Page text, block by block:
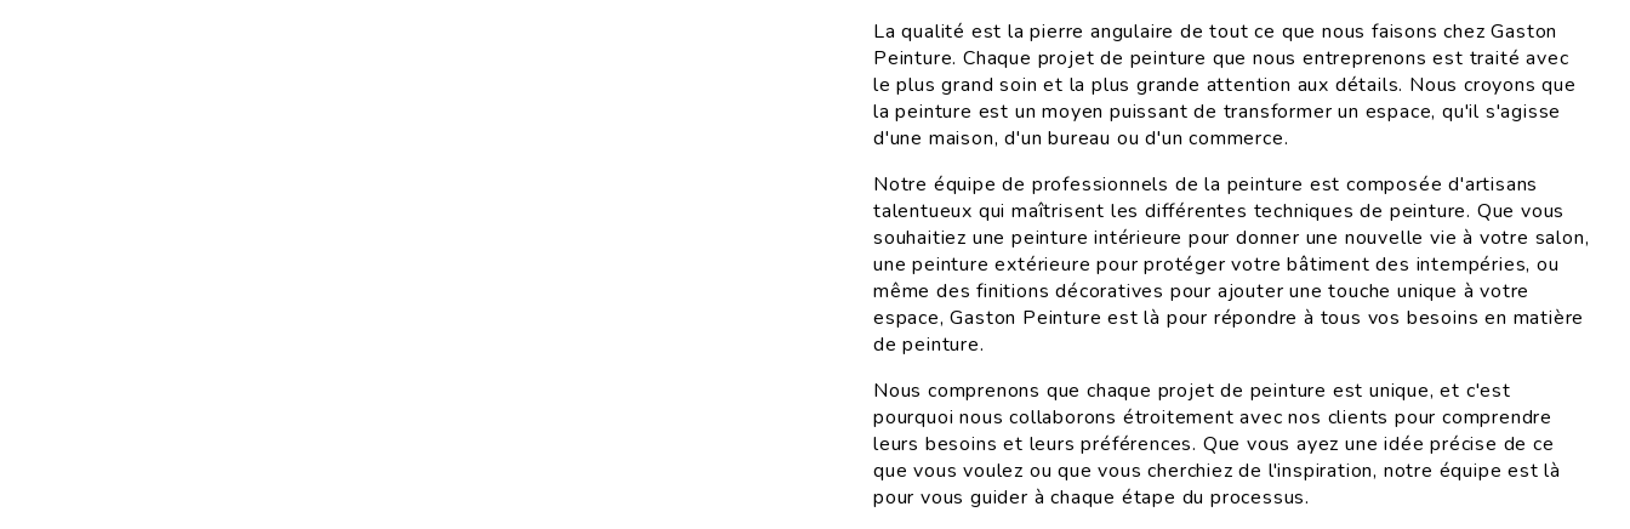
La qualité est la pierre angulaire de tout ce que nous faisons chez Gaston
Peinture. Chaque projet de peinture que nous entreprenons est traité avec
le plus grand soin et la plus grande attention aux détails. Nous croyons que
la peinture est un moyen puissant de transformer un espace, qu'il s'agisse
d'une maison, d'un bureau ou d'un commerce.
Notre équipe de professionnels de la peinture est composée d'artisans
talentueux qui maîtrisent les différentes techniques de peinture. Que vous
souhaitiez une peinture intérieure pour donner une nouvelle vie à votre salon,
une peinture extérieure pour protéger votre bâtiment des intempéries, ou
même des finitions décoratives pour ajouter une touche unique à votre
espace, Gaston Peinture est là pour répondre à tous vos besoins en matière
de peinture.
Nous comprenons que chaque projet de peinture est unique, et c'est
pourquoi nous collaborons étroitement avec nos clients pour comprendre
leurs besoins et leurs préférences. Que vous ayez une idée précise de ce
que vous voulez ou que vous cherchiez de l'inspiration, notre équipe est là
pour vous guider à chaque étape du processus.